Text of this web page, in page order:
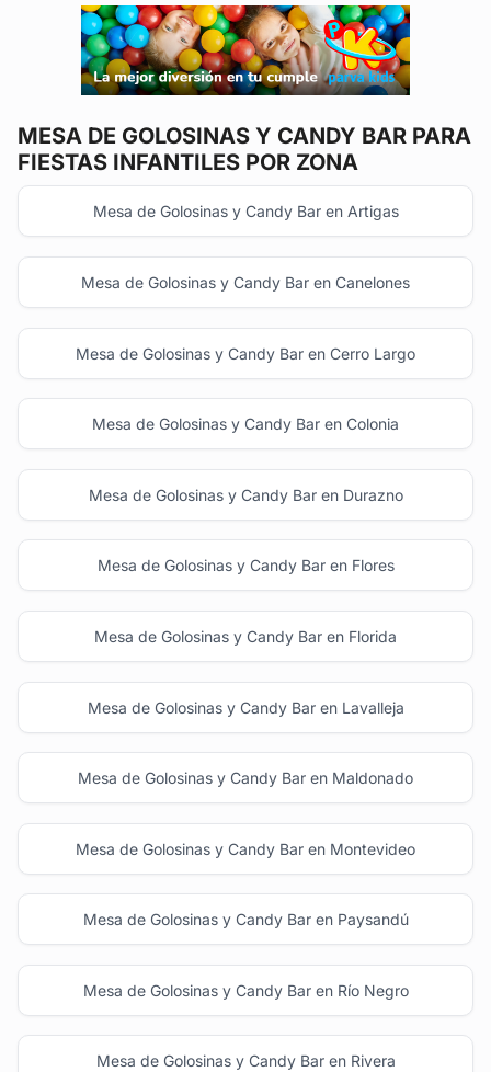
MESA DE GOLOSINAS Y CANDY BAR PARA
FIESTAS INFANTILES POR ZONA
Mesa de Golosinas y Candy Bar en Artigas
Mesa de Golosinas y Candy Bar en Canelones
Mesa de Golosinas y Candy Bar en Cerro Largo
Mesa de Golosinas y Candy Bar en Colonia
Mesa de Golosinas y Candy Bar en Durazno
Mesa de Golosinas y Candy Bar en Flores
Mesa de Golosinas y Candy Bar en Florida
Mesa de Golosinas y Candy Bar en Lavalleja
Mesa de Golosinas y Candy Bar en Maldonado
Mesa de Golosinas y Candy Bar en Montevideo
Mesa de Golosinas y Candy Bar en Paysandú
Mesa de Golosinas y Candy Bar en Río Negro
Mesa de Golosinas y Candy Bar en Rivera